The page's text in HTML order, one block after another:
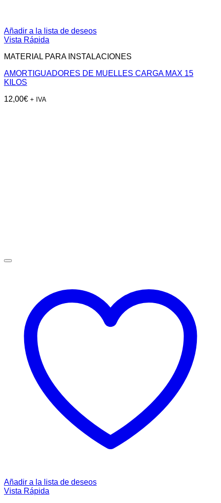
Añadir a la lista de deseos
Vista Rápida
MATERIAL PARA INSTALACIONES
AMORTIGUADORES DE MUELLES CARGA MAX 15
KILOS
12,00€ + IVA
Añadir a la lista de deseos
Vista Rápida